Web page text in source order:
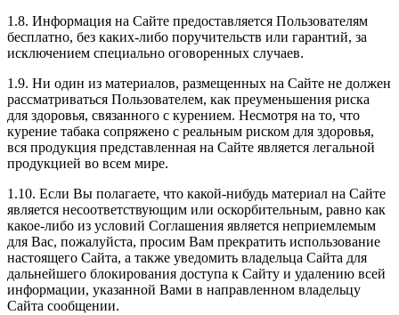
1.8. Информация на Сайте предоставляется Пользователям
бесплатно, без каких-либо поручительств или гарантий, за
исключением специально оговоренных случаев.
1.9. Ни один из материалов, размещенных на Сайте не должен
рассматриваться Пользователем, как преуменьшения риска
для здоровья, связанного с курением. Несмотря на то, что
курение табака сопряжено с реальным риском для здоровья,
вся продукция представленная на Сайте является легальной
продукцией во всем мире.
1.10. Если Вы полагаете, что какой-нибудь материал на Сайте
является несоответствующим или оскорбительным, равно как
какое-либо из условий Соглашения является неприемлемым
для Вас, пожалуйста, просим Вам прекратить использование
настоящего Сайта, а также уведомить владельца Сайта для
дальнейшего блокирования доступа к Сайту и удалению всей
информации, указанной Вами в направленном владельцу
Сайта сообщении.